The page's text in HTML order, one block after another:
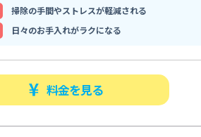
掃除の手間やストレスが軽減される
日々のお手入れがラクになる
料金を見る